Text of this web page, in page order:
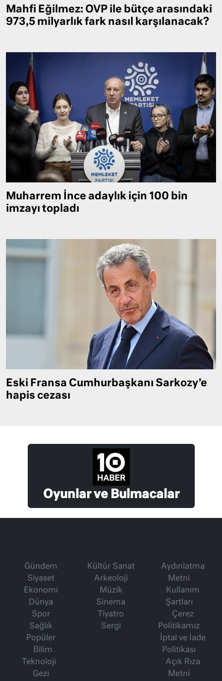
Mahfi Eğilmez: OVP ile bütçe arasındaki
973,5 milyarlık fark nasıl karşılanacak?
Muharrem İnce adaylık için 100 bin
imzayı topladı
Eski Fransa Cumhurbaşkanı Sarkozy’e
hapis cezası
Oyunlar ve Bulmacalar
Gündem
Siyaset
Ekonomi
Dünya
Spor
Sağlık
Popüler
Bilim
Teknoloji
Gezi
Kültür Sanat
Arkeoloji
Müzik
Sinema
Tiyatro
Sergi
Aydınlatma
Metni
Kullanım
Şartları
Çerez
Politikamız
İptal ve İade
Politikası
Açık Rıza
Metni